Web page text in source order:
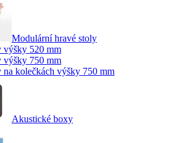
Modulární hravé stoly
výšky 520 mm
výšky 750 mm
na kolečkách výšky 750 mm
Akustické boxy